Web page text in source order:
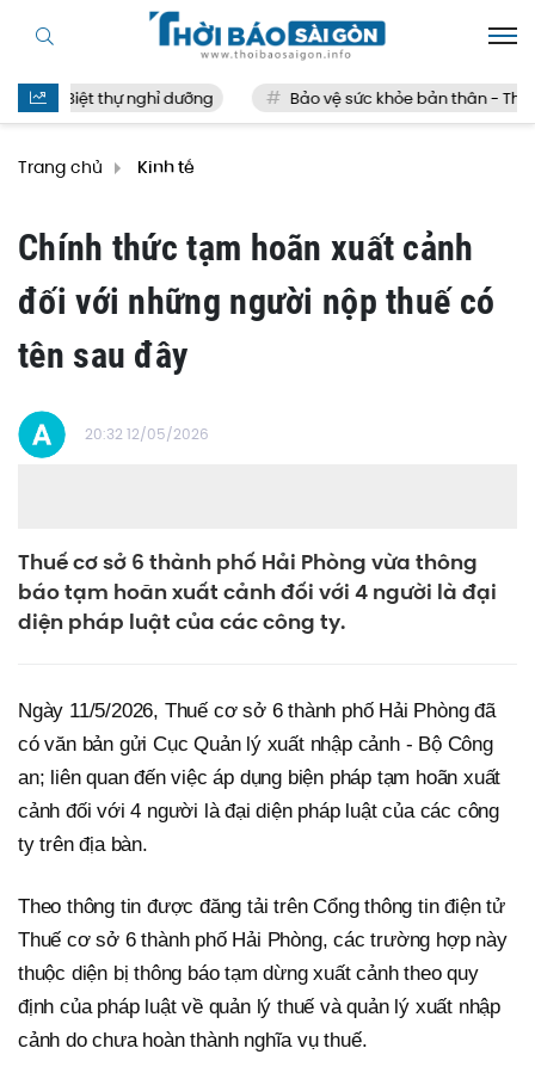
Biệt thự nghỉ dưỡng Bảo vệ sức khỏe bản thân - Thế
Trang chủ Kinh tế
Chính thức tạm hoãn xuất cảnh
đối với những người nộp thuế có
tên sau đây
20:32 12/05/2026
Thuế cơ sở 6 thành phố Hải Phòng vừa thông
báo tạm hoãn xuất cảnh đối với 4 người là đại
diện pháp luật của các công ty.
Ngày 11/5/2026, Thuế cơ sở 6 thành phố Hải Phòng đã
có văn bản gửi Cục Quản lý xuất nhập cảnh - Bộ Công
an; liên quan đến việc áp dụng biện pháp tạm hoãn xuất
cảnh đối với 4 người là đại diện pháp luật của các công
ty trên địa bàn.
Theo thông tin được đăng tải trên Cổng thông tin điện tử
Thuế cơ sở 6 thành phố Hải Phòng, các trường hợp này
thuộc diện bị thông báo tạm dừng xuất cảnh theo quy
định của pháp luật về quản lý thuế và quản lý xuất nhập
cảnh do chưa hoàn thành nghĩa vụ thuế.